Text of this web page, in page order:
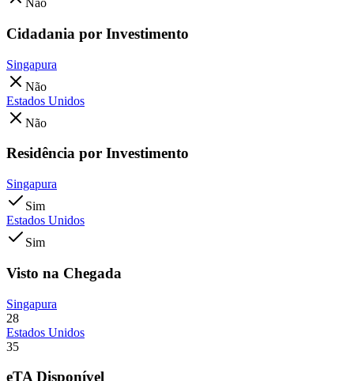
Não
Cidadania por Investimento
Singapura
Não
Estados Unidos
Não
Residência por Investimento
Singapura
Sim
Estados Unidos
Sim
Visto na Chegada
Singapura
28
Estados Unidos
35
eTA Disponível